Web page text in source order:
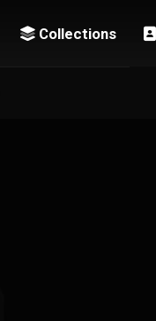
Collections